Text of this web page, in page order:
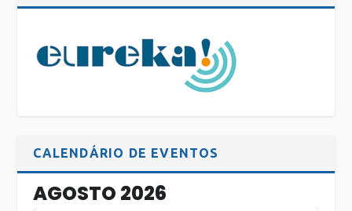
CALENDÁRIO DE EVENTOS
AGOSTO 2026